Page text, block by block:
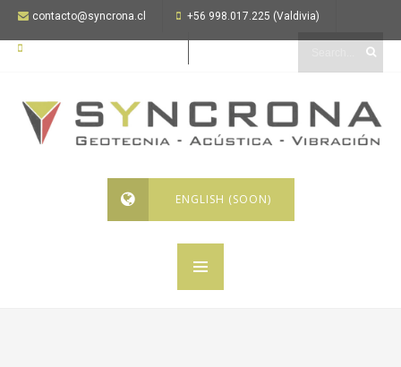
contacto@syncrona.cl +56 998.017.225 (Valdivia)
ENGLISH (SOON)